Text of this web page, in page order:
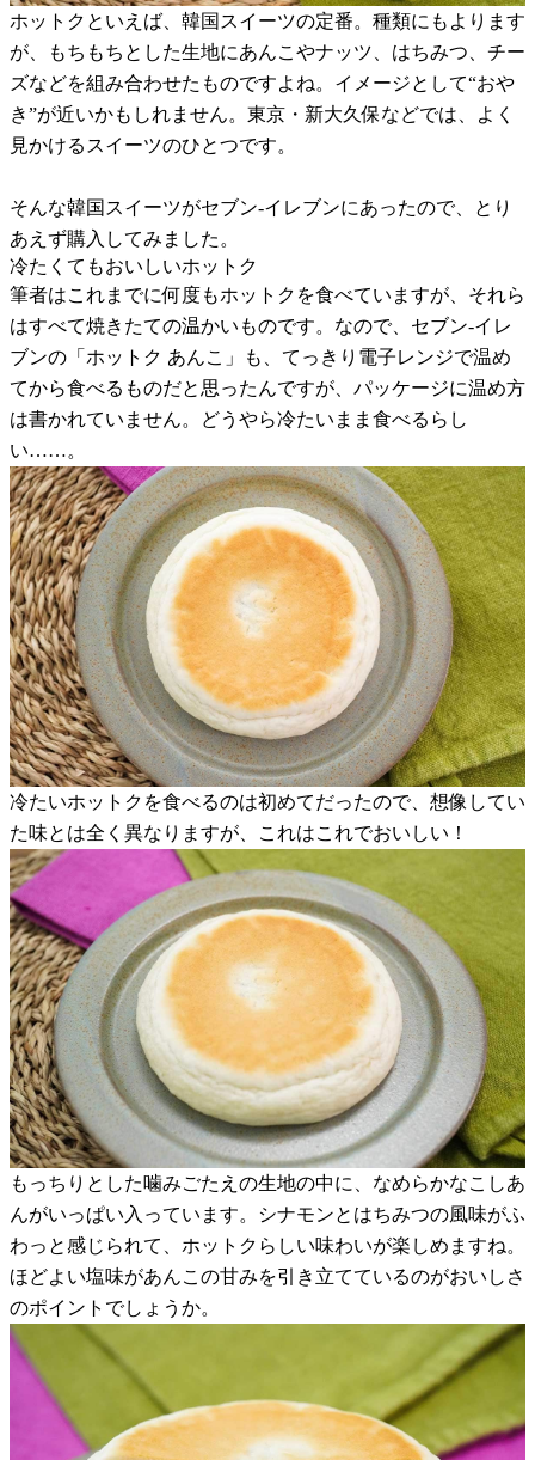
ホットクといえば、韓国スイーツの定番。種類にもよります
が、もちもちとした生地にあんこやナッツ、はちみつ、チー
ズなどを組み合わせたものですよね。イメージとして“おや
き”が近いかもしれません。東京・新大久保などでは、よく
見かけるスイーツのひとつです。
そんな韓国スイーツがセブン-イレブンにあったので、とり
あえず購入してみました。
冷たくてもおいしいホットク
筆者はこれまでに何度もホットクを食べていますが、それら
はすべて焼きたての温かいものです。なので、セブン-イレ
ブンの「ホットク あんこ」も、てっきり電子レンジで温め
てから食べるものだと思ったんですが、パッケージに温め方
は書かれていません。どうやら冷たいまま食べるらし
い……。
冷たいホットクを食べるのは初めてだったので、想像してい
た味とは全く異なりますが、これはこれでおいしい！
もっちりとした噛みごたえの生地の中に、なめらかなこしあ
んがいっぱい入っています。シナモンとはちみつの風味がふ
わっと感じられて、ホットクらしい味わいが楽しめますね。
ほどよい塩味があんこの甘みを引き立てているのがおいしさ
のポイントでしょうか。